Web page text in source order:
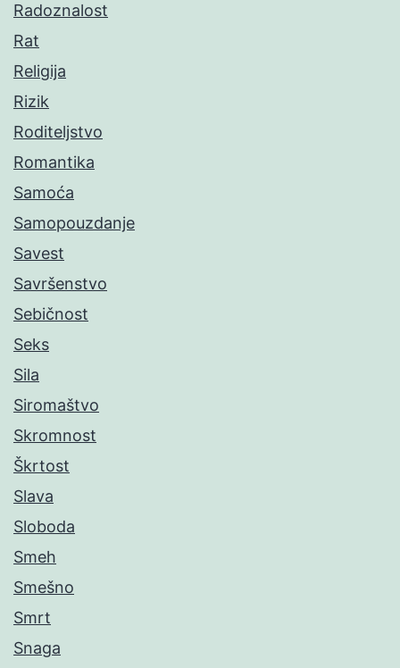
Radoznalost
Rat
Religija
Rizik
Roditeljstvo
Romantika
Samoća
Samopouzdanje
Savest
Savršenstvo
Sebičnost
Seks
Sila
Siromaštvo
Skromnost
Škrtost
Slava
Sloboda
Smeh
Smešno
Smrt
Snaga